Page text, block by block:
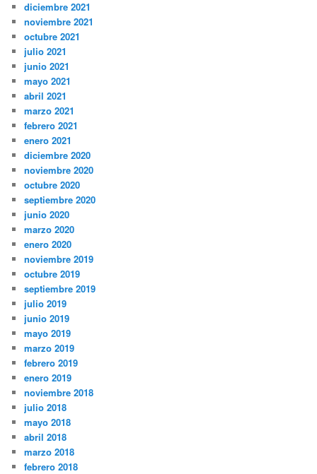
diciembre 2021
noviembre 2021
octubre 2021
julio 2021
junio 2021
mayo 2021
abril 2021
marzo 2021
febrero 2021
enero 2021
diciembre 2020
noviembre 2020
octubre 2020
septiembre 2020
junio 2020
marzo 2020
enero 2020
noviembre 2019
octubre 2019
septiembre 2019
julio 2019
junio 2019
mayo 2019
marzo 2019
febrero 2019
enero 2019
noviembre 2018
julio 2018
mayo 2018
abril 2018
marzo 2018
febrero 2018